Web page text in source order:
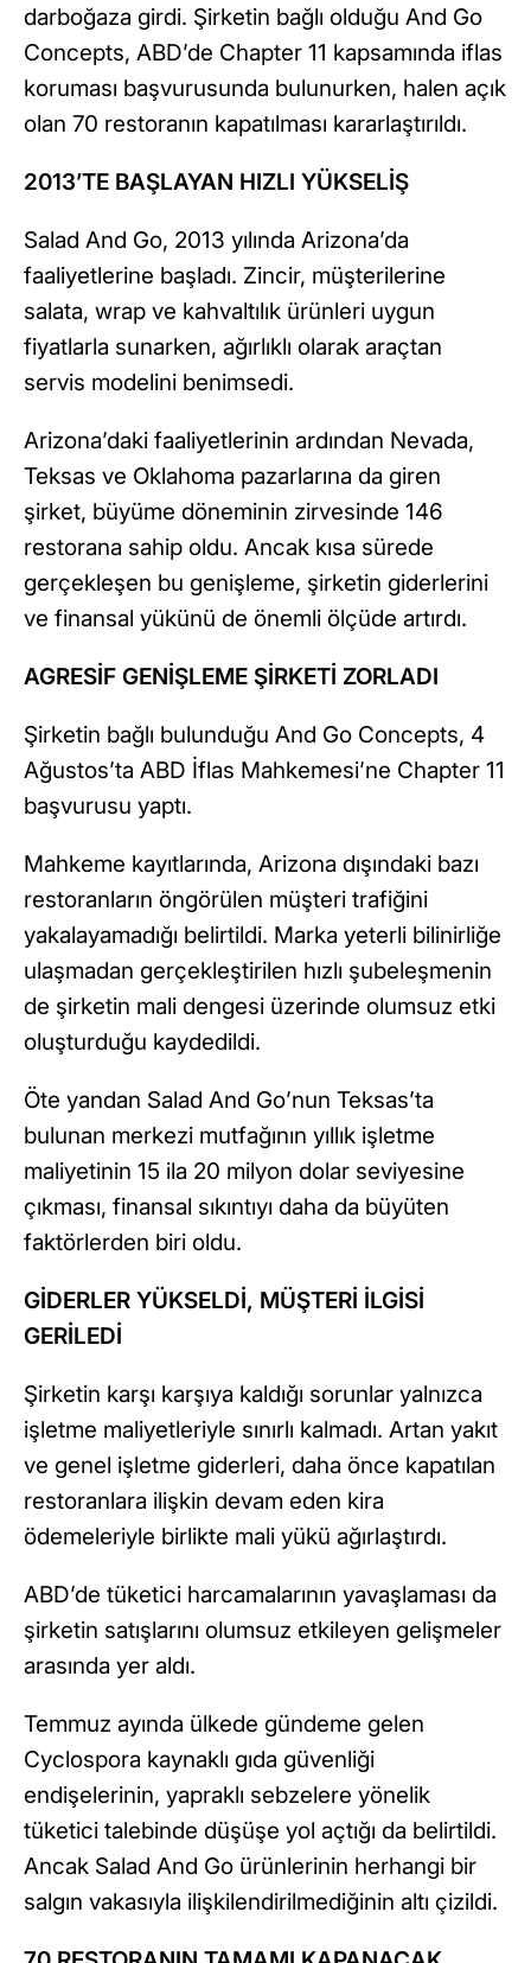
darboğaza girdi. Şirketin bağlı olduğu And Go
Concepts, ABD’de Chapter 11 kapsamında iflas
koruması başvurusunda bulunurken, halen açık
olan 70 restoranın kapatılması kararlaştırıldı.
2013’TE BAŞLAYAN HIZLI YÜKSELİŞ
Salad And Go, 2013 yılında Arizona’da
faaliyetlerine başladı. Zincir, müşterilerine
salata, wrap ve kahvaltılık ürünleri uygun
fiyatlarla sunarken, ağırlıklı olarak araçtan
servis modelini benimsedi.
Arizona’daki faaliyetlerinin ardından Nevada,
Teksas ve Oklahoma pazarlarına da giren
şirket, büyüme döneminin zirvesinde 146
restorana sahip oldu. Ancak kısa sürede
gerçekleşen bu genişleme, şirketin giderlerini
ve finansal yükünü de önemli ölçüde artırdı.
AGRESİF GENİŞLEME ŞİRKETİ ZORLADI
Şirketin bağlı bulunduğu And Go Concepts, 4
Ağustos’ta ABD İflas Mahkemesi’ne Chapter 11
başvurusu yaptı.
Mahkeme kayıtlarında, Arizona dışındaki bazı
restoranların öngörülen müşteri trafiğini
yakalayamadığı belirtildi. Marka yeterli bilinirliğe
ulaşmadan gerçekleştirilen hızlı şubeleşmenin
de şirketin mali dengesi üzerinde olumsuz etki
oluşturduğu kaydedildi.
Öte yandan Salad And Go’nun Teksas’ta
bulunan merkezi mutfağının yıllık işletme
maliyetinin 15 ila 20 milyon dolar seviyesine
çıkması, finansal sıkıntıyı daha da büyüten
faktörlerden biri oldu.
GİDERLER YÜKSELDİ, MÜŞTERİ İLGİSİ
GERİLEDİ
Şirketin karşı karşıya kaldığı sorunlar yalnızca
işletme maliyetleriyle sınırlı kalmadı. Artan yakıt
ve genel işletme giderleri, daha önce kapatılan
restoranlara ilişkin devam eden kira
ödemeleriyle birlikte mali yükü ağırlaştırdı.
ABD’de tüketici harcamalarının yavaşlaması da
şirketin satışlarını olumsuz etkileyen gelişmeler
arasında yer aldı.
Temmuz ayında ülkede gündeme gelen
Cyclospora kaynaklı gıda güvenliği
endişelerinin, yapraklı sebzelere yönelik
tüketici talebinde düşüşe yol açtığı da belirtildi.
Ancak Salad And Go ürünlerinin herhangi bir
salgın vakasıyla ilişkilendirilmediğinin altı çizildi.